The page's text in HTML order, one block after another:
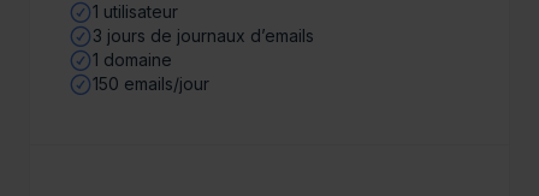
1 utilisateur
3 jours de journaux d’emails
1 domaine
150 emails/jour